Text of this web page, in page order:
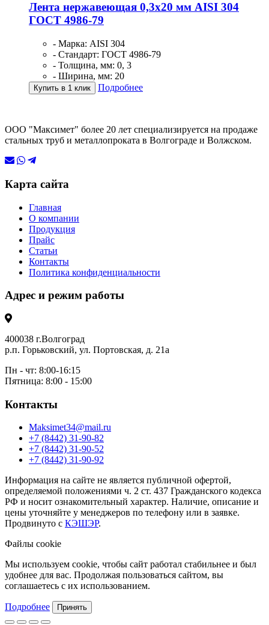
Лента нержавеющая 0,3х20 мм AISI 304
ГОСТ 4986-79
- Марка: AISI 304
- Стандарт: ГОСТ 4986-79
- Толщина, мм: 0, 3
- Ширина, мм: 20
Купить в 1 клик Подробнее
ООО "Максимет" более 20 лет специализируется на продаже
стальных труб и металлопроката в Волгограде и Волжском.
Карта сайта
Главная
О компании
Продукция
Прайс
Статьи
Контакты
Политика конфиденциальности
Адрес и режим работы
400038 г.Волгоград
р.п. Горьковский, ул. Портовская, д. 21а
Пн - чт: 8:00-16:15
Пятница: 8:00 - 15:00
Контакты
Maksimet34@mail.ru
+7 (8442) 31-90-82
+7 (8442) 31-90-52
+7 (8442) 31-90-92
Информация на сайте не является публичной офертой,
определяемой положениями ч. 2 ст. 437 Гражданского кодекса
РФ и носит ознакомительный характер. Наличие, описание и
цены уточняйте у менеджеров по телефону или в заявке.
Продвинуто с КЭШЭР.
Файлы cookie
Мы используем cookie, чтобы сайт работал стабильнее и был
удобнее для вас. Продолжая пользоваться сайтом, вы
соглашаетесь с их использованием.
Подробнее Принять